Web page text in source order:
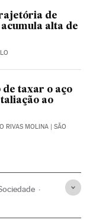
de
alta de
de taxar o aço
ao
RIVAS MOLINA | SÃO